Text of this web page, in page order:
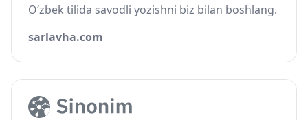
O‘zbek tilida savodli yozishni biz bilan boshlang.
sarlavha.com